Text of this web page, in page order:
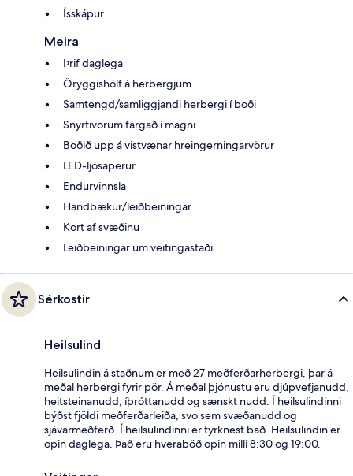
Ísskápur
Meira
Þrif daglega
Öryggishólf á herbergjum
Samtengd/samliggjandi herbergi í boði
Snyrtivörum fargað í magni
Boðið upp á vistvænar hreingerningarvörur
LED-ljósaperur
Endurvinnsla
Handbækur/leiðbeiningar
Kort af svæðinu
Leiðbeiningar um veitingastaði
Sérkostir
Heilsulind
Heilsulindin á staðnum er með 27 meðferðarherbergi, þar á
meðal herbergi fyrir pör. Á meðal þjónustu eru djúpvefjanudd,
heitsteinanudd, íþróttanudd og sænskt nudd. Í heilsulindinni
býðst fjöldi meðferðarleiða, svo sem svæðanudd og
sjávarmeðferð. Í heilsulindinni er tyrknest bað. Heilsulindin er
opin daglega. Það eru hveraböð opin milli 8:30 og 19:00.